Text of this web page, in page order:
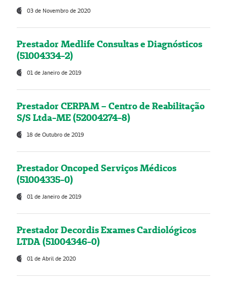
03 de Novembro de 2020
Prestador Medlife Consultas e Diagnósticos
(51004334-2)
01 de Janeiro de 2019
Prestador CERPAM – Centro de Reabilitação
S/S Ltda-ME (52004274-8)
18 de Outubro de 2019
Prestador Oncoped Serviços Médicos
(51004335-0)
01 de Janeiro de 2019
Prestador Decordis Exames Cardiológicos
LTDA (51004346-0)
01 de Abril de 2020